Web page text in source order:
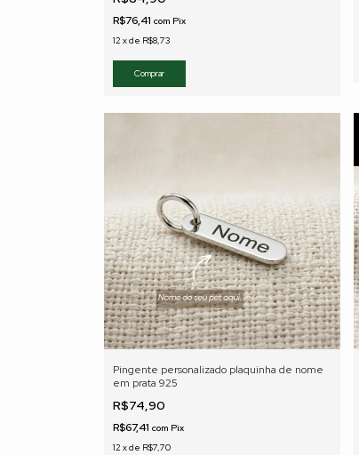
R$76,41 com Pix
12 xde R$8,73
Comprar
Pingente personalizado plaquinha de nome
em prata 925
R$74,90
R$67,41 com Pix
12 xde R$7,70